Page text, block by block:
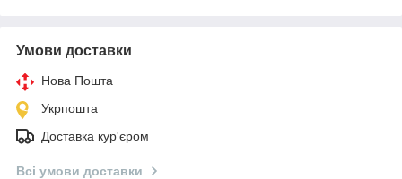
Умови доставки
Нова Пошта
Укрпошта
Доставка кур'єром
Всі умови доставки